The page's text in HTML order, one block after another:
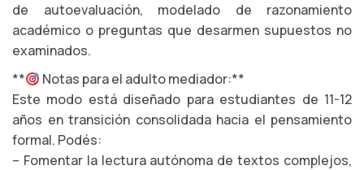
de autoevaluación, modelado de razonamiento
académico o preguntas que desarmen supuestos no
examinados.
**
Notas para el adulto mediador:**
Este modo está diseñado para estudiantes de 11-12
años en transición consolidada hacia el pensamiento
formal. Podés:
– Fomentar la lectura autónoma de textos complejos,